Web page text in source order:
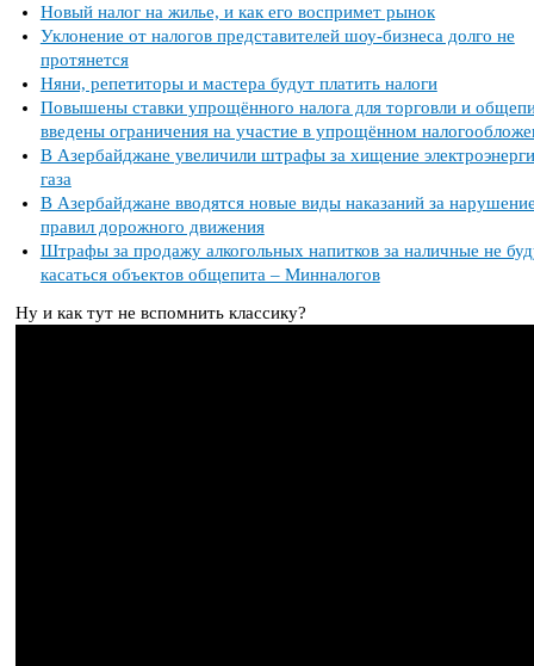
Новый налог на жилье, и как его воспримет рынок
Уклонение от налогов представителей шоу-бизнеса долго не
протянется
Няни, репетиторы и мастера будут платить налоги
Повышены ставки упрощённого налога для торговли и
введены ограничения на участие в упрощённом
В Азербайджане увеличили штрафы за хищение
газа
В Азербайджане вводятся новые виды наказаний за
правил дорожного движения
Штрафы за продажу алкогольных напитков за наличные не
касаться объектов общепита – Минналогов
Ну и как тут не вспомнить классику?